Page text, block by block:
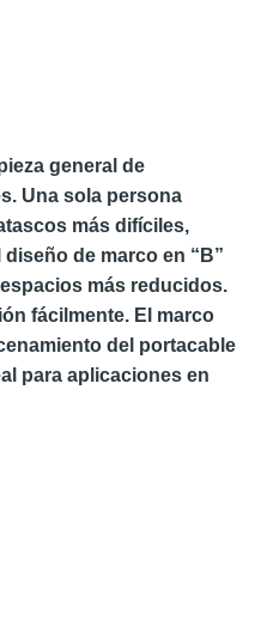
general de
Una sola persona
más difíciles,
de marco en “B”
más reducidos.
fácilmente. El marco
del portacable
para aplicaciones en